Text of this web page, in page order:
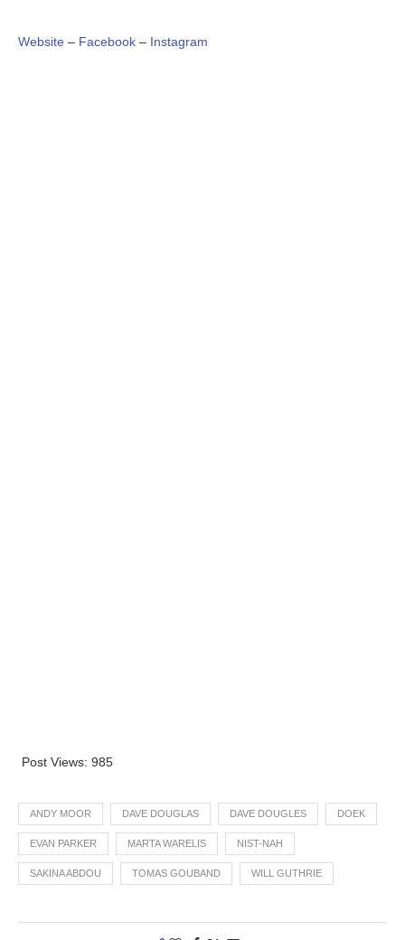
Website – Facebook – Instagram
Post Views: 985
ANDY MOOR DAVE DOUGLAS DAVE DOUGLES DOEK
EVAN PARKER MARTA WARELIS NIST-NAH
SAKINA ABDOU TOMAS GOUBAND WILL GUTHRIE